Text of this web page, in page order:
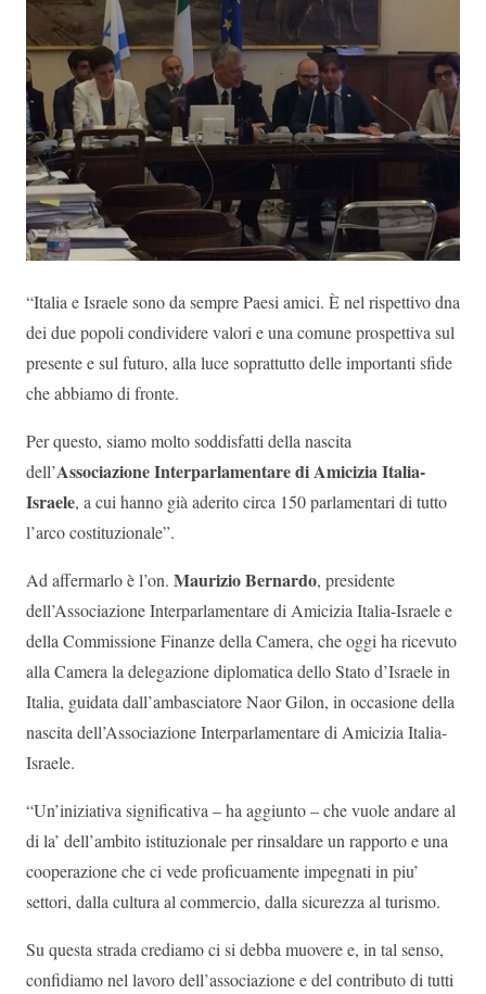
“Italia e Israele sono da sempre Paesi amici. È nel rispettivo dna
dei due popoli condividere valori e una comune prospettiva sul
presente e sul futuro, alla luce soprattutto delle importanti sfide
che abbiamo di fronte.
Per questo, siamo molto soddisfatti della nascita
dell’Associazione Interparlamentare di Amicizia Italia-
Israele, a cui hanno già aderito circa 150 parlamentari di tutto
l’arco costituzionale”.
Ad affermarlo è l’on. Maurizio Bernardo, presidente
dell’Associazione Interparlamentare di Amicizia Italia-Israele e
della Commissione Finanze della Camera, che oggi ha ricevuto
alla Camera la delegazione diplomatica dello Stato d’Israele in
Italia, guidata dall’ambasciatore Naor Gilon, in occasione della
nascita dell’Associazione Interparlamentare di Amicizia Italia-
Israele.
“Un’iniziativa significativa – ha aggiunto – che vuole andare al
di la’ dell’ambito istituzionale per rinsaldare un rapporto e una
cooperazione che ci vede proficuamente impegnati in piu’
settori, dalla cultura al commercio, dalla sicurezza al turismo.
Su questa strada crediamo ci si debba muovere e, in tal senso,
confidiamo nel lavoro dell’associazione e del contributo di tutti